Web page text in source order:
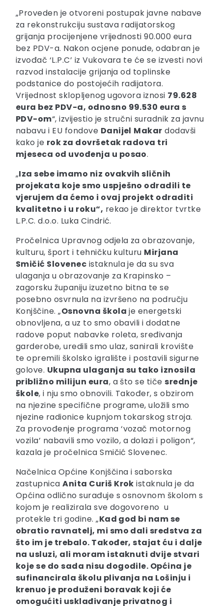
„Proveden je otvoreni postupak javne nabave
za rekonstrukciju sustava radijatorskog
grijanja procijenjene vrijednosti 90.000 eura
bez PDV-a. Nakon ocjene ponude, odabran je
izvođač ‘L.P.C’ iz Vukovara te će se izvesti novi
razvod instalacije grijanja od toplinske
podstanice do postojećih radijatora.
Vrijednost sklopljenog ugovora iznosi 79.628
eura bez PDV-a, odnosno 99.530 eura s
PDV-om“, izvijestio je stručni suradnik za javnu
nabavu i EU fondove Danijel Makar dodavši
kako je rok za dovršetak radova tri
mjeseca od uvođenja u posao.
„Iza sebe imamo niz ovakvih sličnih
projekata koje smo uspješno odradili te
vjerujem da ćemo i ovaj projekt odraditi
kvalitetno i u roku“, rekao je direktor tvrtke
L.P.C. d.o.o. Luka Cindrić.
Pročelnica Upravnog odjela za obrazovanje,
kulturu, šport i tehničku kulturu Mirjana
Smičić Slovenec istaknula je da su sva
ulaganja u obrazovanje za Krapinsko –
zagorsku županiju izuzetno bitna te se
posebno osvrnula na izvršeno na području
Konjščine. „Osnovna škola je energetski
obnovljena, a uz to smo obavili i dodatne
radove poput nabavke roleta, sređivanja
garderobe, uredili smo ulaz, sanirali krovište
te opremili školsko igralište i postavili sigurne
golove. Ukupna ulaganja su tako iznosila
približno milijun eura, a što se tiče srednje
škole, i nju smo obnovili. Također, s obzirom
na njezine specifične programe, uložili smo
njezine radionice kupnjom tokarskog stroja.
Za provođenje programa ‘vozač motornog
vozila’ nabavili smo vozilo, a dolazi i poligon“,
kazala je pročelnica Smičić Slovenec.
Načelnica Općine Konjščina i saborska
zastupnicaAnita Curiš Krok istaknula je da
Općina odlično surađuje s osnovnom školom s
kojom je realizirala sve dogovoreno u
protekle tri godine. „Kad god bi nam se
obratio ravnatelj, mi smo dali sredstva za
što im je trebalo. Također, stajat ću i dalje
na usluzi, ali moram istaknuti dvije stvari
koje se do sada nisu dogodile. Općina je
sufinancirala školu plivanja na Lošinju i
krenuo je produženi boravak koji će
omogućiti usklađivanje privatnog i